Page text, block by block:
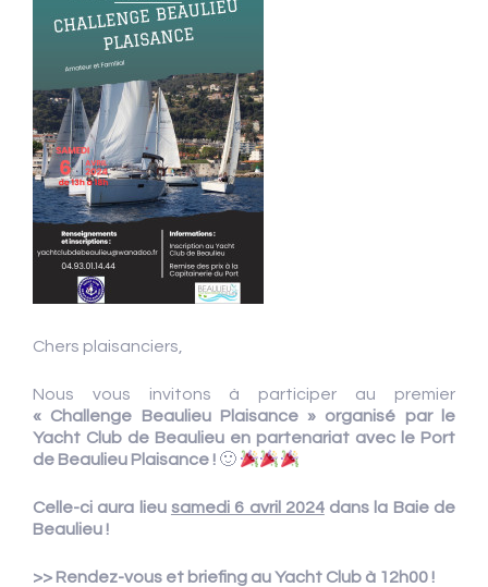
Chers plaisanciers,
Nous vous invitons à participer au premier
« Challenge Beaulieu Plaisance » organisé par le
Yacht Club de Beaulieu en partenariat avec le Port
de Beaulieu Plaisance ! 🙂
Celle-ci aura lieu samedi 6 avril 2024dans la Baie de
Beaulieu !
>> Rendez-vous et briefing au Yacht Club à 12h00 !